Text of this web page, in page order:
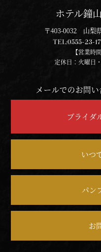
ホテル鐘
〒403-0032 山梨
TEL:0555-23-
【営業時
定休日：火曜日
メールでのお問
ブライダ
いつ
パン
お